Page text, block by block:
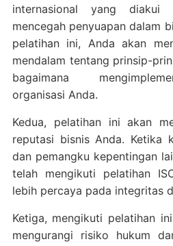
internasional yang diakui
mencegah penyuapan dalam
pelatihan ini, Anda akan
mendalam tentang prinsip-
bagaimana
organisasi Anda.
Kedua, pelatihan ini akan
reputasi bisnis Anda. Ketika
dan pemangku kepentingan
telah mengikuti pelatihan
lebih percaya pada integritas
Ketiga, mengikuti pelatihan
mengurangi risiko hukum